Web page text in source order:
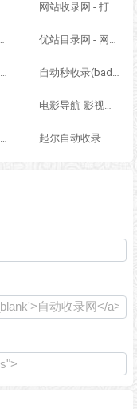
网站收录网 - 打造最与众不同的站点收录网
优站目录网 - 网址导航分类网站目录 - 自助网址提交自动收录
自动秒收录(badfl.com) - 全自动秒收录网
电影导航-影视导航-电影站收录-自动收录网-网站收录
起尔自动收录